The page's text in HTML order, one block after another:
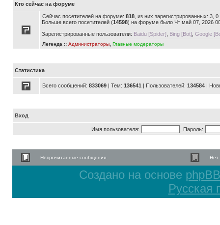
Кто сейчас на форуме
Сейчас посетителей на форуме: 818 , из них зарегистрированных: 3,
Больше всего посетителей (14598) на форуме было Чт май 07, 2026
Зарегистрированные пользователи: Baidu [Spider] Bing [Bot] Google
Легенда :: Администраторы Главные модераторы
Статистика
Всего сообщений: 833069 | Тем: 136541 | Пользователей: 134584 |
Вход
Имя пользователя: Пароль:
Непрочитанные сообщения Нет
Создано на основе phpBB
Русская